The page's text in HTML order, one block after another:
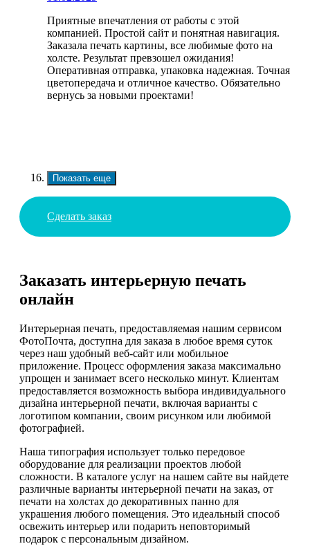
Приятные впечатления от работы с этой
компанией. Простой сайт и понятная навигация.
Заказала печать картины, все любимые фото на
холсте. Результат превзошел ожидания!
Оперативная отправка, упаковка надежная. Точная
цветопередача и отличное качество. Обязательно
вернусь за новыми проектами!
Показать еще
Сделать заказ
Заказать интерьерную печать
онлайн
Интерьерная печать, предоставляемая нашим сервисом
ФотоПочта, доступна для заказа в любое время суток
через наш удобный веб-сайт или мобильное
приложение. Процесс оформления заказа максимально
упрощен и занимает всего несколько минут. Клиентам
предоставляется возможность выбора индивидуального
дизайна интерьерной печати, включая варианты с
логотипом компании, своим рисунком или любимой
фотографией.
Наша типография использует только передовое
оборудование для реализации проектов любой
сложности. В каталоге услуг на нашем сайте вы найдете
различные варианты интерьерной печати на заказ, от
печати на холстах до декоративных панно для
украшения любого помещения. Это идеальный способ
освежить интерьер или подарить неповторимый
подарок с персональным дизайном.